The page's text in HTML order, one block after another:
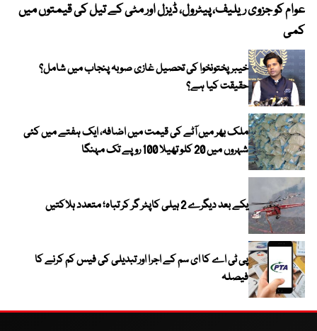
عوام کو جزوی ریلیف، پیٹرول، ڈیزل اور مٹی کے تیل کی قیمتوں میں
کمی
خیبر پختونخوا کی تحصیل غازی صوبہ پنجاب میں شامل؟
حقیقت کیا ہے؟
ملک بھر میں آٹے کی قیمت میں اضافہ، ایک ہفتے میں کئی
شہروں میں 20 کلو تھیلا 100 روپے تک مہنگا
یکے بعد دیگرے 2 ہیلی کاپٹر گر کر تباہ؛ متعدد ہلاکتیں
پی ٹی اے کا ای سم کے اجرا اور تبدیلی کی فیس کم کرنے کا
فیصلہ